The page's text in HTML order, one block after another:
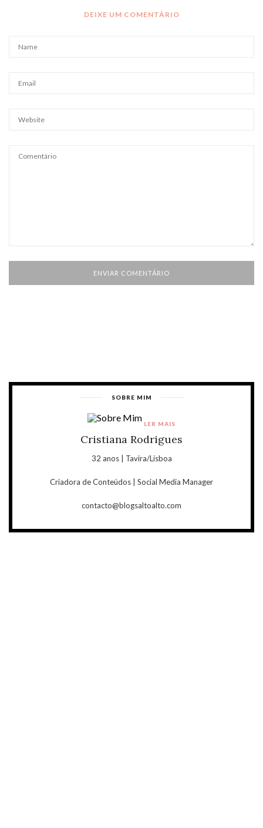
DEIXE UM COMENTÁRIO
SOBRE MIM
Cristiana Rodrigues
32 anos | Tavira/Lisboa
Criadora de Conteúdos | Social Media Manager
contacto@blogsaltoalto.com
LER MAIS